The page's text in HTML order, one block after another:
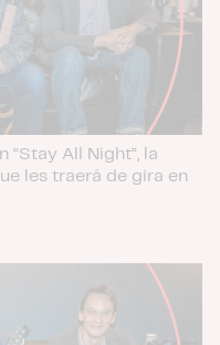
All Night”, la
les traerá de gira en